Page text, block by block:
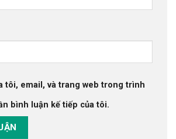
tôi, email, và trang web trong trình
bình luận kế tiếp của tôi.